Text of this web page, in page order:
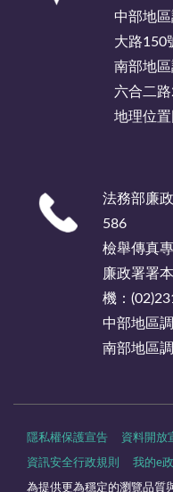
中部地
大路
南部地
六合二
地理位置
法務部廉
586
檢舉傳真
廉政署署
機：
中部地區
南部地區
隱私權保護宣告 資料開放
資訊安全行政規則 我的e
為提供更為穩定的瀏覽品質